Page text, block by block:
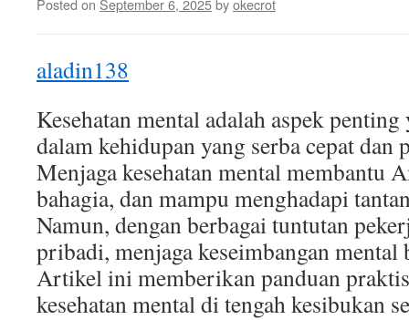
Posted on September 6, 2025byokecrot
aladin138
Kesehatan mental adalah aspek
dalam kehidupan yang serba cepat dan
Menjaga kesehatan mental membantu
bahagia, dan mampu menghadapi
Namun, dengan berbagai tuntutan
pribadi, menjaga keseimbangan mental
Artikel ini memberikan panduan
kesehatan mental di tengah kesibukan